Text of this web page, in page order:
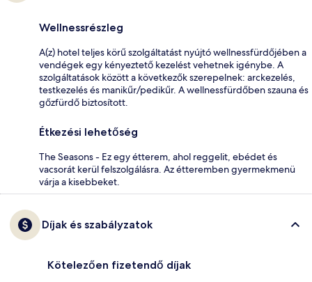
Wellnessrészleg
A(z) hotel teljes körű szolgáltatást nyújtó wellnessfürdőjében a
vendégek egy kényeztető kezelést vehetnek igénybe. A
szolgáltatások között a következők szerepelnek: arckezelés,
testkezelés és manikűr/pedikűr. A wellnessfürdőben szauna és
gőzfürdő biztosított.
Étkezési lehetőség
The Seasons - Ez egy étterem, ahol reggelit, ebédet és
vacsorát kerül felszolgálásra. Az étteremben gyermekmenü
várja a kisebbeket.
Díjak és szabályzatok
Kötelezően fizetendő díjak